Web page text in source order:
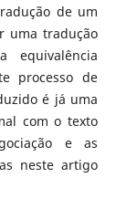
de um
uma tradução
equivalência
processo de
é já uma
com o texto
e as
neste artigo